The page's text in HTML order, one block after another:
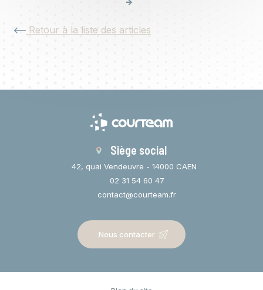
Retour à la liste des articles
Siège social
42, quai Vendeuvre - 14000 CAEN
02 31 54 60 47
contact@courteam.fr
Nous contacter